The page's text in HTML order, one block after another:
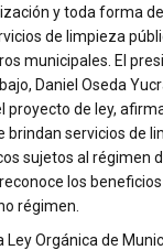
y toda forma
de limpieza
municipales. El
Daniel Oseda
proyecto de ley,
brindan servicios de
sujetos al régimen
los
régimen.
Ley Orgánica de